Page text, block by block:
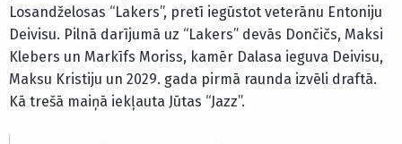
Losandželosas “Lakers”, pretī iegūstot veterānu Entoniju
Deivisu. Pilnā darījumā uz “Lakers” devās Dončičs, Maksi
Klebers un Markīfs Moriss, kamēr Dalasa ieguva Deivisu,
Maksu Kristiju un 2029. gada pirmā raunda izvēli draftā.
Kā trešā maiņā iekļauta Jūtas “Jazz”.